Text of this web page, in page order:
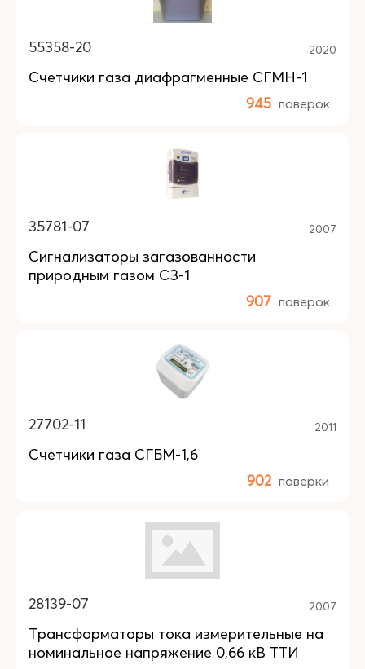
55358-20 2020
Счетчики газа диафрагменные СГМН-1
945 поверок
35781-07 2007
Сигнализаторы загазованности
природным газом СЗ-1
907 поверок
27702-11 2011
Счетчики газа СГБМ-1,6
902 поверки
28139-07 2007
Трансформаторы тока измерительные на
номинальное напряжение 0,66 кВ ТТИ